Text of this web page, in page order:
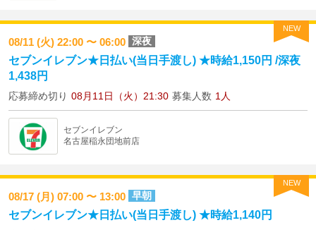
NEW
08/11 (火) 22:00 〜 06:00 深夜
セブンイレブン★日払い(当日手渡し) ★時給1,150円 /深夜
1,438円
応募締め切り 08月11日（火）21:30 募集人数 1人
セブンイレブン
名古屋稲永団地前店
NEW
08/17 (月) 07:00 〜 13:00 早朝
セブンイレブン★日払い(当日手渡し) ★時給1,140円